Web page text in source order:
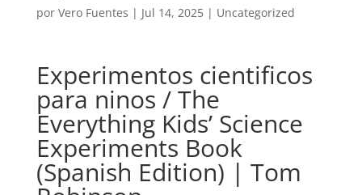
por Vero Fuentes | Jul 14, 2025| Uncategorized
Experimentos cientificos
para ninos / The
Everything Kids’ Science
Experiments Book
(Spanish Edition) | Tom